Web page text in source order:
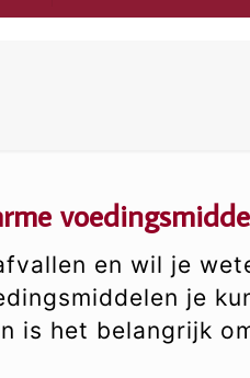
en wil je
je
is het belangrijk